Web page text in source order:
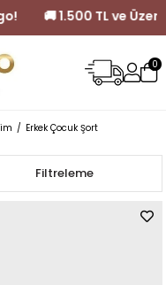
Alışverişlerinizde
0
Erkek Çocuk Şort
Filtreleme